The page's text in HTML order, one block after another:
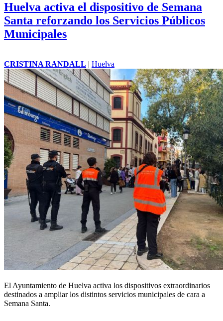
Huelva activa el dispositivo de Semana
Santa reforzando los Servicios Públicos
Municipales
CRISTINA RANDALL | Huelva
El Ayuntamiento de Huelva activa los dispositivos extraordinarios
destinados a ampliar los distintos servicios municipales de cara a
Semana Santa.